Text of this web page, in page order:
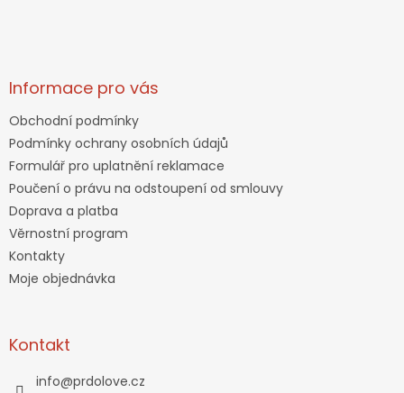
Informace pro vás
Obchodní podmínky
Podmínky ochrany osobních údajů
Formulář pro uplatnění reklamace
Poučení o právu na odstoupení od smlouvy
Doprava a platba
Věrnostní program
Kontakty
Moje objednávka
Kontakt
info@prdolove.cz